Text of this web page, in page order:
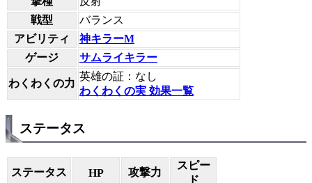
戦型
バランス
アビリティ
神キラーM
ゲージ
サムライキラー
わくわくの力
英雄の証：なし
わくわくの実 効果一覧
ステータス
ステータス HP 攻撃力
スピー
ド